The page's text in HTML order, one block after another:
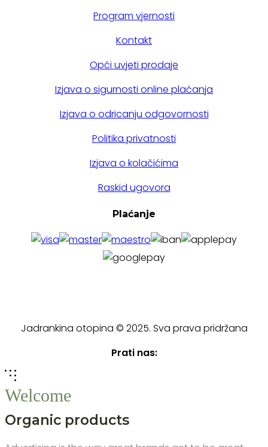
Program vjernosti
Kontakt
Opći uvjeti prodaje
Izjava o sigurnosti online plaćanja
Izjava o odricanju odgovornosti
Politika privatnosti
Izjava o kolačićima
Raskid ugovora
Plaćanje
Jadrankina otopina © 2025. Sva prava pridržana
Prati nas:
Welcome
Organic products